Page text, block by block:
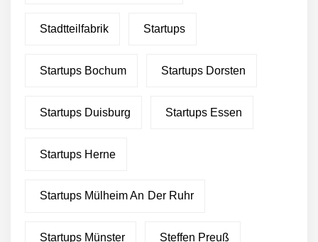
Stadtteilfabrik Startups
Startups Bochum Startups Dorsten
Startups Duisburg Startups Essen
Startups Herne
Startups Mülheim An Der Ruhr
Startups Münster Steffen Preuß
über 2 Millionen Euro
Wachstumskapital
Green Club startet mit
Fusion und Rebranding
“Was gibt’s zu essen?” – Ab